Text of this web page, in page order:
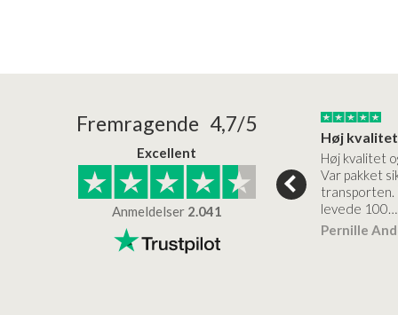
Fremragende 4,7/5
Excellent
Anmeldelser 2.041
24/01/2026
Superflot bademøbel og rigtig lynhurtig…
22/01/2026
Kanon god service
Kanon god service. Varerne
bliver leveret hurtigt, og det
er virkelig kvalitet.
Lise
Høj kvalitet
Var pakket
levede 100…
Pernille